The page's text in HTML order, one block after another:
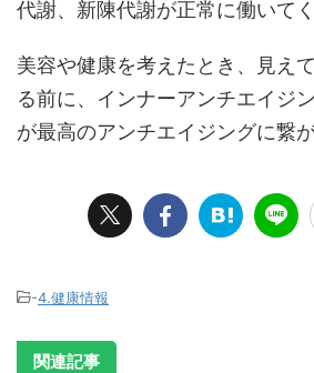
代謝、新陳代謝が正常に働いてく
美容や健康を考えたとき、見え
る前に、インナーアンチエイジ
が最高のアンチエイジングに繋が
-4.健康情報
関連記事